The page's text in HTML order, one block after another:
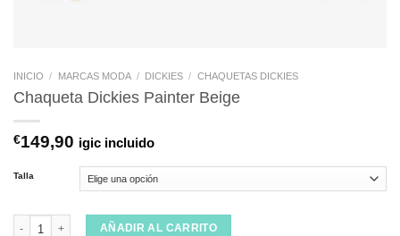
INICIO / MARCAS MODA / DICKIES / CHAQUETAS DICKIES
Chaqueta Dickies Painter Beige
€149,90 igic incluido
Talla
Chaqueta Dickies Painter Beige cantidad
AÑADIR AL CARRITO